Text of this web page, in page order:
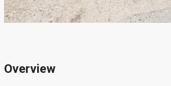
Overview